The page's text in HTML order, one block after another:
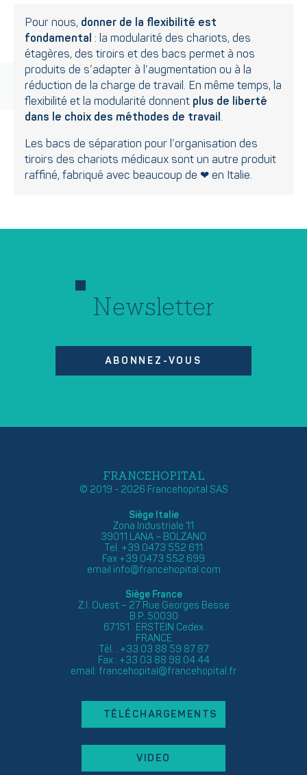
Pour nous, donner de la flexibilité est
fondamental : la modularité des chariots, des
étagères, des tiroirs et des bacs permet à nos
produits de s’adapter à l’augmentation ou à la
réduction de la charge de travail. En même temps, la
flexibilité et la modularité donnent plus de liberté
dans le choix des méthodes de travail .
Les bacs de séparation pour l’organisation des
tiroirs des chariots médicaux sont un autre produit
raffiné, fabriqué avec beaucoup de ❤ en Italie.
Newsletter
ABONNEZ-VOUS
FRANCEHOPITAL
© 2019 - 2026 Francehopital SAS
Siège Italie
Zona Industriale 11
39011 LANA – BOLZANO
Tel. +39 0473 552 611
Fax +39 0473 552 699
email info@francehopital.com
Siège France
Z.I. Ouest – 27 Rue Georges Besse
B.P. 50030
67151 ERSTEIN Cedex
FRANCE
Tél. : +33 03 88 59 87 87
Fax : +33 03 88 98 04 44
email: francehopital@francehopital.fr
TÉLÉCHARGEMENTS
VIDEO